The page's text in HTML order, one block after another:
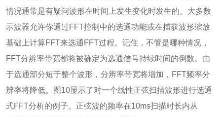
情况通常是有疑问波形在时间上发生变化时发生的。大多数
示波器允许你通过FFT控制中的选通功能或在捕获波形缩放
基础上计算FFT来选通FFT过程。记住，不管是哪种情况，
FFT分辨率带宽都将被确定为选通信号持续时间的倒数。由
于选通部分短于整个波形，分辨率带宽将增加，FFT频率分
辨率将降低。图10显示了对一个线性正弦扫描波形进行选通
式FFT分析的例子。正弦波的频率在10ms扫描时长内从